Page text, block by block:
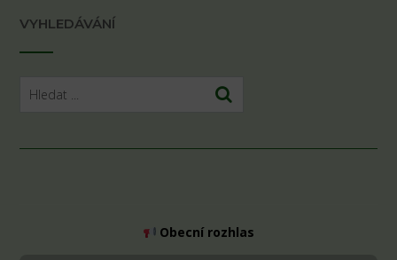
VYHLEDÁVÁNÍ
Obecní rozhlas